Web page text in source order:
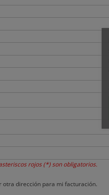
rojos (*) son obligatorios.
otra dirección para mi facturación.